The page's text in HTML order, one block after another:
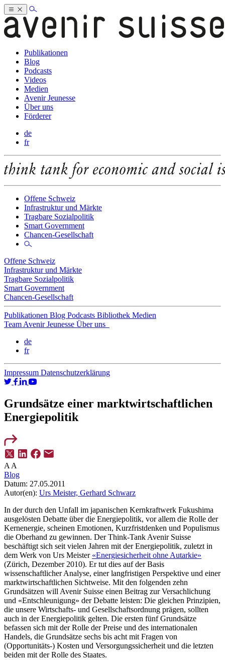
Publikationen
Blog
Podcasts
Videos
Medien
Avenir Jeunesse
Über uns
Förderer
de
fr
Offene Schweiz
Infrastruktur und Märkte
Tragbare Sozialpolitik
Smart Government
Chancen-Gesellschaft
Offene Schweiz
Infrastruktur und Märkte
Tragbare Sozialpolitik
Smart Government
Chancen-Gesellschaft
Publikationen Blog Podcasts Bibliothek Medien
Team Avenir Jeunesse Über uns
de
fr
Impressum Datenschutzerklärung
Grundsätze einer marktwirtschaftlichen
Energiepolitik
A A
Blog
Datum: 27.05.2011
Autor(en): Urs Meister, Gerhard Schwarz
In der durch den Unfall im japanischen Kernkraftwerk Fukushima
ausgelösten Debatte über die Energiepolitik, vor allem die Rolle der
Kernenergie, scheinen Emotionen, Kurzfristdenken und Populismus
die Oberhand zu gewinnen. Der Think-Tank Avenir Suisse
beschäftigt sich seit vielen Jahren mit der Energiepolitik, zuletzt in
dem Werk von Urs Meister «Energiesicherheit ohne Autarkie»
(Zürich, Dezember 2010). Er tut dies auf der Basis
wissenschaftlicher Analyse, einer langfristigen Perspektive und einer
marktwirtschaftlichen Sichtweise. Mit den folgenden zehn
Grundsätzen will Avenir Suisse einen Beitrag zur Versachlichung
und «Entschleunigung» der Debatte leisten: Die gleichen Prinzipien,
die unsere Wirtschafts- und Gesellschaftsordnung prägen, sollten
auch in der Energiepolitik gelten. Die ersten fünf Grundsätze
befassen sich mit der Rolle der Preise und des internationalen
Handels, die Grundsätze sechs bis acht mit Fragen von
(Opportunitäts-) Kosten und Versorgungssicherheit und die letzten
beiden mit der Rolle des Staates.